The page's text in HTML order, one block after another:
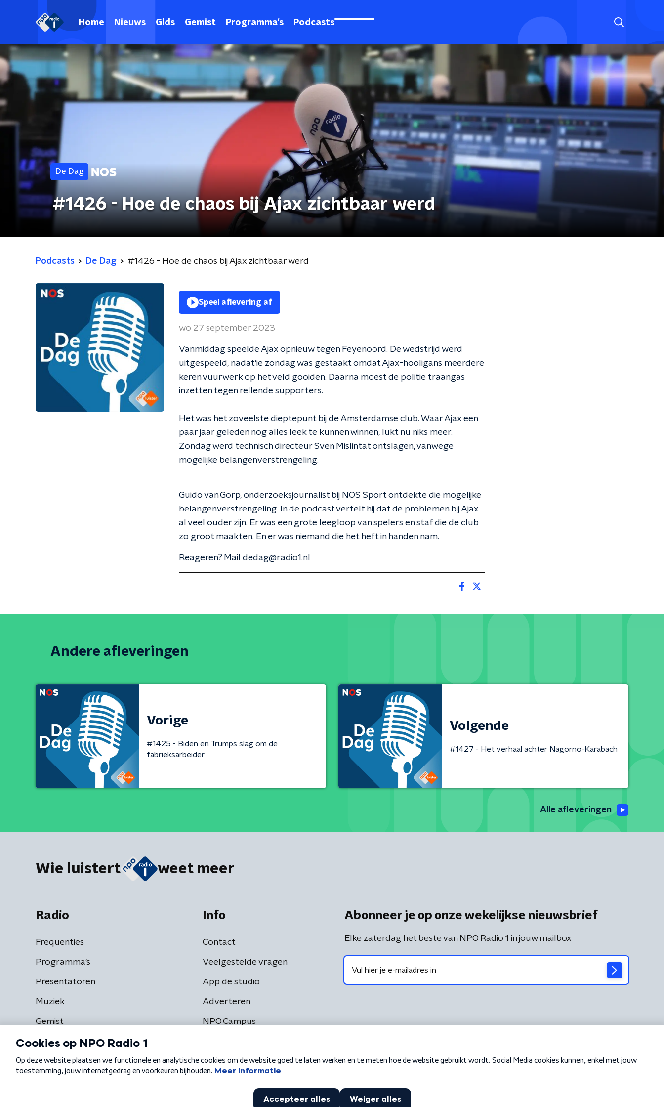
Home Nieuws Gids Gemist Programma's Podcasts
De Dag
#1426 - Hoe de chaos bij Ajax zichtbaar werd
Podcasts De Dag #1426 - Hoe de chaos bij Ajax zichtbaar werd
Speel aflevering af
wo 27 september 2023
Vanmiddag speelde Ajax opnieuw tegen Feyenoord. De wedstrijd werd
uitgespeeld, nadat'ie zondag was gestaakt omdat Ajax-hooligans meerdere
keren vuurwerk op het veld gooiden. Daarna moest de politie traangas
inzetten tegen rellende supporters.
Het was het zoveelste dieptepunt bij de Amsterdamse club. Waar Ajax een
paar jaar geleden nog alles leek te kunnen winnen, lukt nu niks meer.
Zondag werd technisch directeur Sven Mislintat ontslagen, vanwege
mogelijke belangenverstrengeling.
Guido van Gorp, onderzoeksjournalist bij NOS Sport ontdekte die mogelijke
belangenverstrengeling. In de podcast vertelt hij dat de problemen bij Ajax
al veel ouder zijn. Er was een grote leegloop van spelers en staf die de club
zo groot maakten. En er was niemand die het heft in handen nam.
Reageren? Mail dedag@radio1.nl
Andere afleveringen
Vorige
#1425 - Biden en Trumps slag om de
fabrieksarbeider
Volgende
#1427 - Het verhaal achter Nagorno-Karabach
Alle afleveringen
Wie luistert weet meer
Radio
Frequenties
Programma's
Presentatoren
Muziek
Gemist
Info
Contact
Veelgestelde vragen
App de studio
Adverteren
NPO Campus
Abonneer je op onze wekelijkse nieuwsbrief
Elke zaterdag het beste van NPO Radio 1 in jouw mailbox
Algemene voorwaarden Privacybeleid